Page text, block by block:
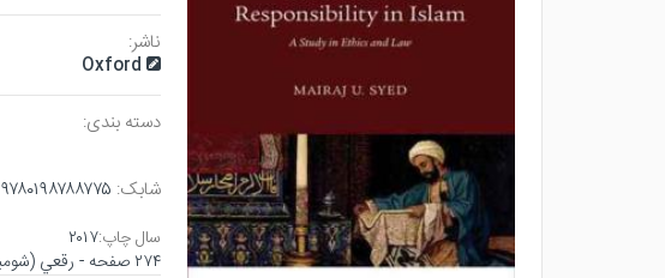
ناشر:
Oxford
دسته بندی:
شابک: ۹۷۸۰۱۹۸۷۸۸۷۷۵
سال چاپ:۲۰۱۷
۲۷۴ صفحه - رقعي (شوميز) - چاپ ۱